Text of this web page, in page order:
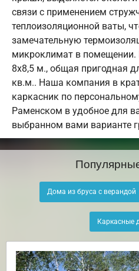
связи с применением
теплоизоляционной ваты,
замечательную
микроклимат в
8х8,5 м., общая пригодная
кв.м.. Наша компания в
каркасник по
Раменском в удобное для
выбранном вами варианте
Дома из бруса с верандой
Каркасные